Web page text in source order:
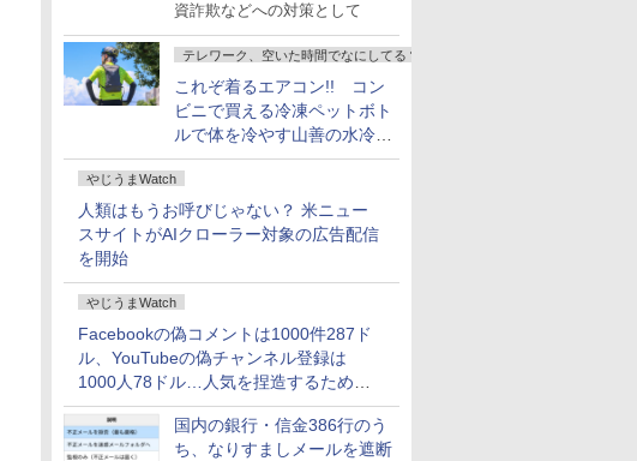
資詐欺などへの対策として
テレワーク、空いた時間でなにしてる？
これぞ着るエアコン!! コン
ビニで買える冷凍ペットボト
ルで体を冷やす山善の水冷ベ
ストがロードバイクにちょう
どいい【ぼっち・ざ・ろー
ど！その14】
やじうまWatch
人類はもうお呼びじゃない？ 米ニュー
スサイトがAIクローラー対象の広告配信
を開始
やじうまWatch
Facebookの偽コメントは1000件287ド
ル、YouTubeの偽チャンネル登録は
1000人78ドル…人気を捏造するための
価格リストが公開中
国内の銀行・信金386行のう
ち、なりすましメールを遮断